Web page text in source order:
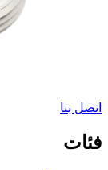
اتصل بنا
فئات